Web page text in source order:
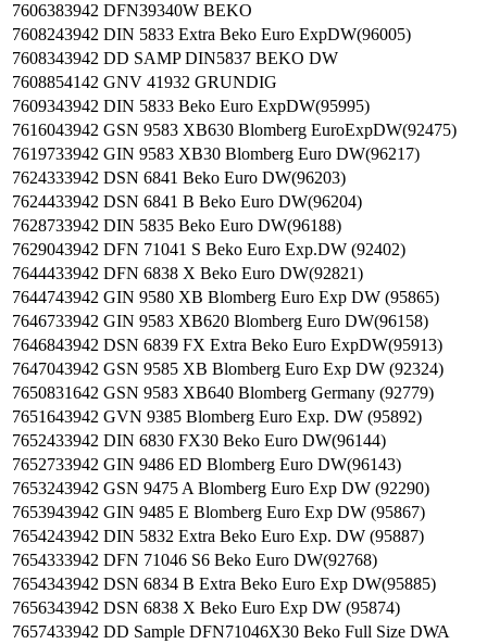
7606383942 DFN39340W BEKO
7608243942 DIN 5833 Extra Beko Euro ExpDW(96005)
7608343942 DD SAMP DIN5837 BEKO DW
7608854142 GNV 41932 GRUNDIG
7609343942 DIN 5833 Beko Euro ExpDW(95995)
7616043942 GSN 9583 XB630 Blomberg EuroExpDW(92475)
7619733942 GIN 9583 XB30 Blomberg Euro DW(96217)
7624333942 DSN 6841 Beko Euro DW(96203)
7624433942 DSN 6841 B Beko Euro DW(96204)
7628733942 DIN 5835 Beko Euro DW(96188)
7629043942 DFN 71041 S Beko Euro Exp.DW (92402)
7644433942 DFN 6838 X Beko Euro DW(92821)
7644743942 GIN 9580 XB Blomberg Euro Exp DW (95865)
7646733942 GIN 9583 XB620 Blomberg Euro DW(96158)
7646843942 DSN 6839 FX Extra Beko Euro ExpDW(95913)
7647043942 GSN 9585 XB Blomberg Euro Exp DW (92324)
7650831642 GSN 9583 XB640 Blomberg Germany (92779)
7651643942 GVN 9385 Blomberg Euro Exp. DW (95892)
7652433942 DIN 6830 FX30 Beko Euro DW(96144)
7652733942 GIN 9486 ED Blomberg Euro DW(96143)
7653243942 GSN 9475 A Blomberg Euro Exp DW (92290)
7653943942 GIN 9485 E Blomberg Euro Exp DW (95867)
7654243942 DIN 5832 Extra Beko Euro Exp. DW (95887)
7654333942 DFN 71046 S6 Beko Euro DW(92768)
7654343942 DSN 6834 B Extra Beko Euro Exp DW(95885)
7656343942 DSN 6838 X Beko Euro Exp DW (95874)
7657433942 DD Sample DFN71046X30 Beko Full Size DWA